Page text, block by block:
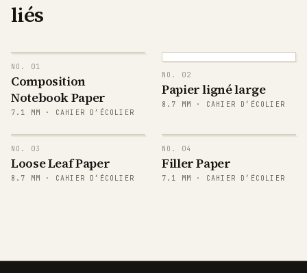
liés
NO. 01
Composition
Notebook Paper
7.1 MM · CAHIER D’ÉCOLIER
NO. 02
Papier ligné large
8.7 MM · CAHIER D’ÉCOLIER
NO. 03
Loose Leaf Paper
8.7 MM · CAHIER D’ÉCOLIER
NO. 04
Filler Paper
7.1 MM · CAHIER D’ÉCOLIER